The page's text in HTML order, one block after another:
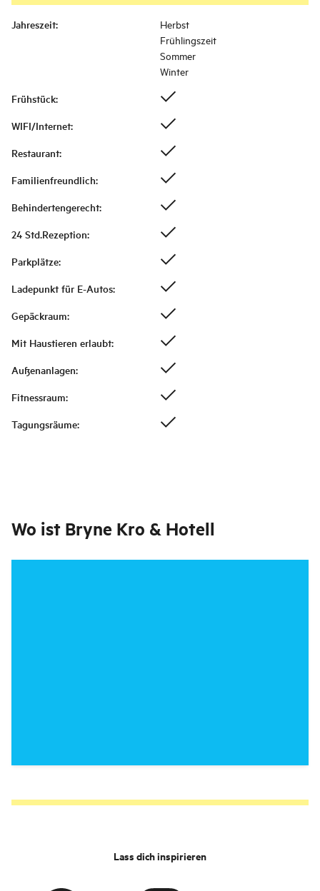
Jahreszeit:
Herbst
Frühlingszeit
Sommer
Winter
Frühstück:
WIFI/Internet:
Restaurant:
Familienfreundlich:
Behindertengerecht:
24 Std.Rezeption:
Parkplätze:
Ladepunkt für E-Autos:
Gepäckraum:
Mit Haustieren erlaubt:
Außenanlagen:
Fitnessraum:
Tagungsräume:
Wo ist Bryne Kro & Hotell
Lass dich inspirieren